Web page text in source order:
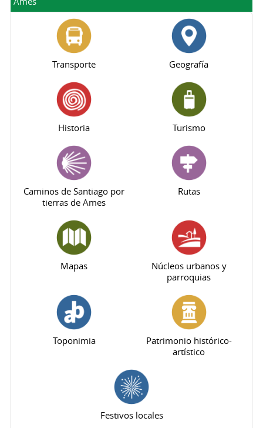
Transporte Geografía
Historia Turismo
Caminos de Santiago por
tierras de Ames
Rutas
Mapas
Núcleos urbanos y
parroquias
Toponimia
Patrimonio histórico-
artístico
Festivos locales